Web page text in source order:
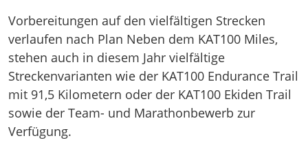
Vorbereitungen auf den vielfältigen Strecken
verlaufen nach Plan Neben dem KAT100 Miles,
stehen auch in diesem Jahr vielfältige
Streckenvarianten wie der KAT100 Endurance Trail
mit 91,5 Kilometern oder der KAT100 Ekiden Trail
sowie der Team- und Marathonbewerb zur
Verfügung.